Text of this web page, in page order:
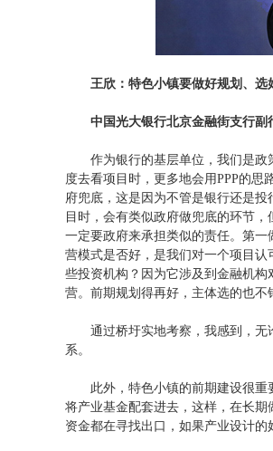
王欣：特色小镇要做好规划、选
中国光大银行北京金融街支行副
作为银行的基层单位，我们是政策
度去看项目时，更多地会用PPP的思
府兜底，这是因为不管是银行还是
目时，会有类似政府做兜底的环节
一定要政府来承担类似的责任。第
营模式是否好，是我们对一个项目
些投资机构？因为它涉及到金融机
营。前期规划得再好，主体选的也不
通过桥圩实地考察，我感到，无
系。
此外，特色小镇的前期建设很重要
将产业基金配套进去，这样，在长
资金都在寻找出口，如果产业设计的